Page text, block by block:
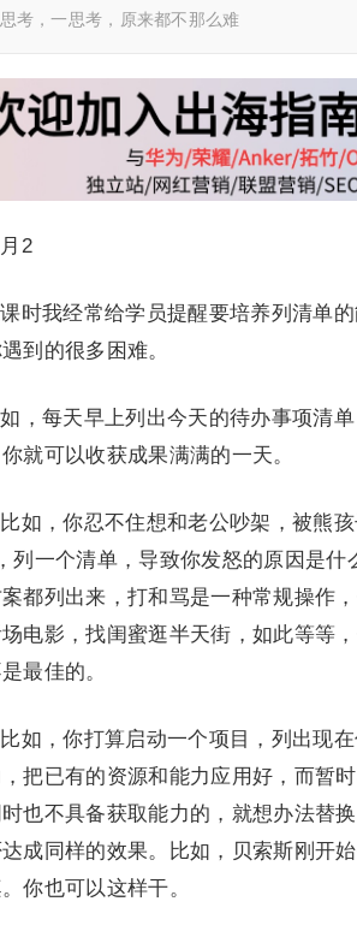
考，一思考，原来都不那么难
2
课时我经常给学员提醒要培养列清单
到的很多困难。
，每天早上列出今天的待办事项清
就可以收获成果满满的一天。
如，你忍不住想和老公吵架，被熊
列一个清单，导致你发怒的原因是
都列出来，打和骂是一种常规操作
电影，找闺蜜逛半天街，如此等等
最佳的。
如，你打算启动一个项目，列出现
把已有的资源和能力应用好，而暂
也不具备获取能力的，就想办法替
成同样的效果。比如，贝索斯刚开
你也可以这样干。